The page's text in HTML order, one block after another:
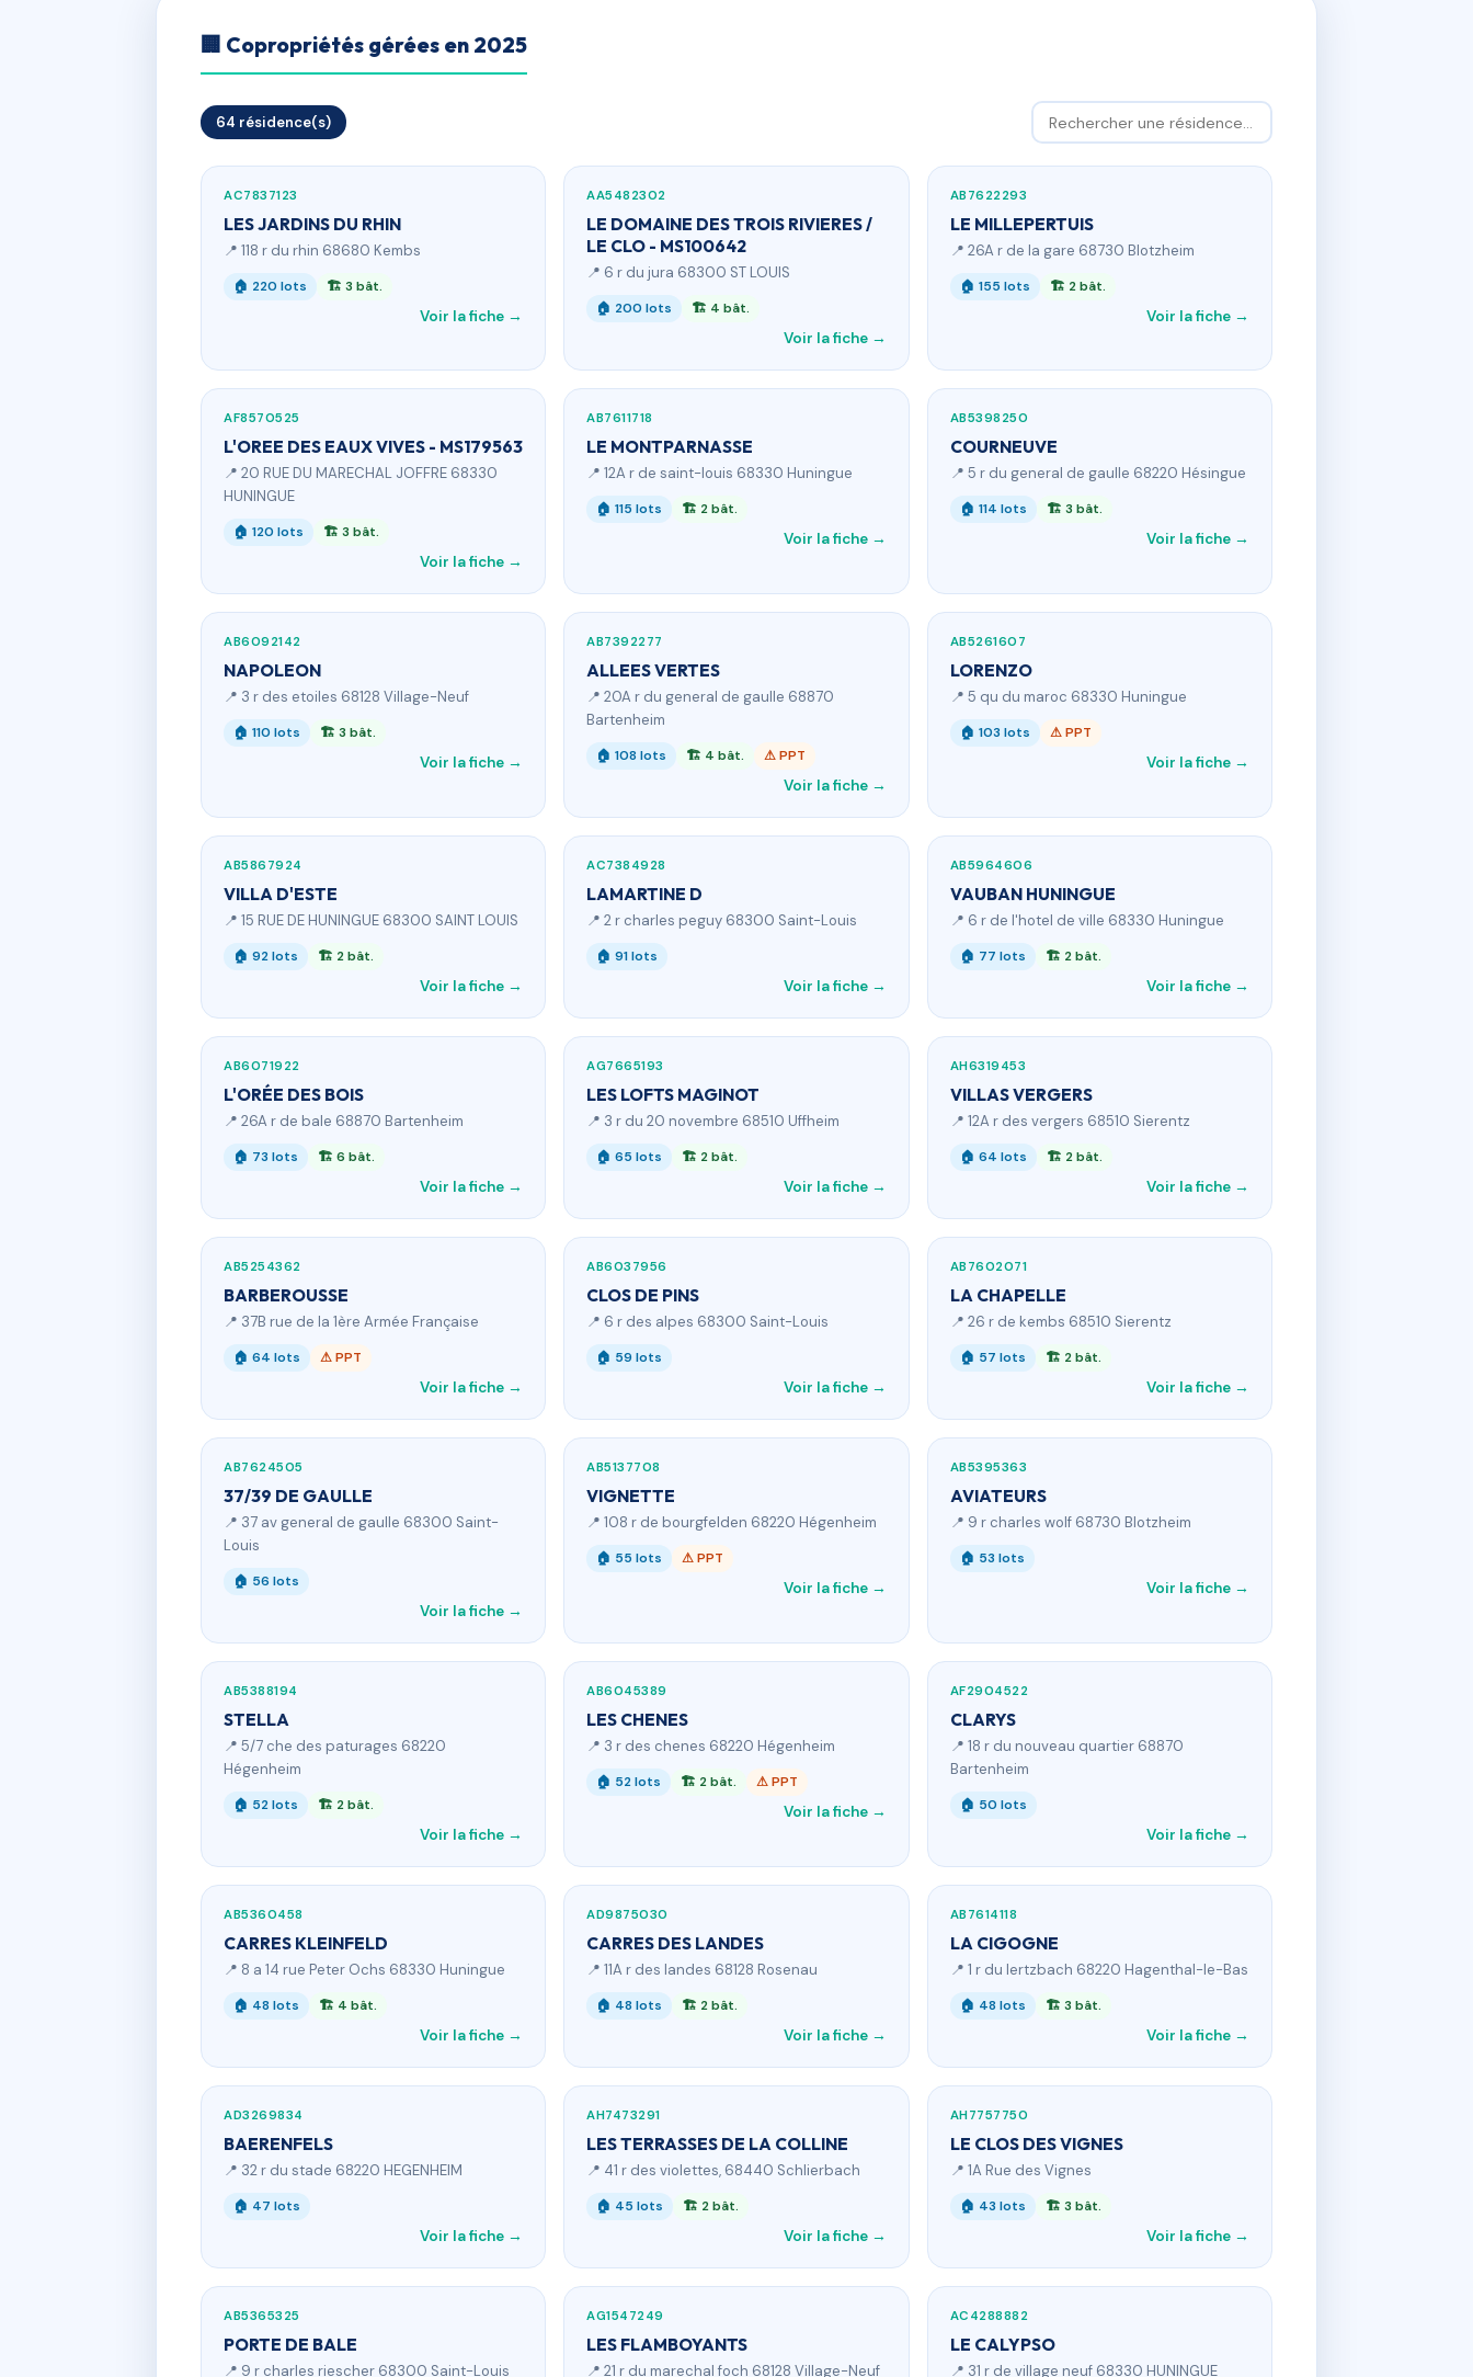
🏢 Copropriétés gérées en 2025
64 résidence(s)
AC7837123
LES JARDINS DU RHIN
📍 118 r du rhin 68680 Kembs
🏠 220 lots 🏗 3 bât.
Voir la fiche →
AA5482302
LE DOMAINE DES TROIS RIVIERES /
LE CLO - MS100642
📍 6 r du jura 68300 ST LOUIS
🏠 200 lots 🏗 4 bât.
Voir la fiche →
AB7622293
LE MILLEPERTUIS
📍 26A r de la gare 68730 Blotzheim
🏠 155 lots 🏗 2 bât.
Voir la fiche →
AF8570525
L'OREE DES EAUX VIVES - MS179563
📍 20 RUE DU MARECHAL JOFFRE 68330
HUNINGUE
🏠 120 lots 🏗 3 bât.
Voir la fiche →
AB7611718
LE MONTPARNASSE
📍 12A r de saint-louis 68330 Huningue
🏠 115 lots 🏗 2 bât.
Voir la fiche →
AB5398250
COURNEUVE
📍 5 r du general de gaulle 68220 Hésingue
🏠 114 lots 🏗 3 bât.
Voir la fiche →
AB6092142
NAPOLEON
📍 3 r des etoiles 68128 Village-Neuf
🏠 110 lots 🏗 3 bât.
Voir la fiche →
AB7392277
ALLEES VERTES
📍 20A r du general de gaulle 68870
Bartenheim
🏠 108 lots 🏗 4 bât. ⚠ PPT
Voir la fiche →
AB5261607
LORENZO
📍 5 qu du maroc 68330 Huningue
🏠 103 lots ⚠ PPT
Voir la fiche →
AB5867924
VILLA D'ESTE
📍 15 RUE DE HUNINGUE 68300 SAINT LOUIS
🏠 92 lots 🏗 2 bât.
Voir la fiche →
AC7384928
LAMARTINE D
📍 2 r charles peguy 68300 Saint-Louis
🏠 91 lots
Voir la fiche →
AB5964606
VAUBAN HUNINGUE
📍 6 r de l'hotel de ville 68330 Huningue
🏠 77 lots 🏗 2 bât.
Voir la fiche →
AB6071922
L'ORÉE DES BOIS
📍 26A r de bale 68870 Bartenheim
🏠 73 lots 🏗 6 bât.
Voir la fiche →
AG7665193
LES LOFTS MAGINOT
📍 3 r du 20 novembre 68510 Uffheim
🏠 65 lots 🏗 2 bât.
Voir la fiche →
AH6319453
VILLAS VERGERS
📍 12A r des vergers 68510 Sierentz
🏠 64 lots 🏗 2 bât.
Voir la fiche →
AB5254362
BARBEROUSSE
📍 37B rue de la 1ère Armée Française
🏠 64 lots ⚠ PPT
Voir la fiche →
AB6037956
CLOS DE PINS
📍 6 r des alpes 68300 Saint-Louis
🏠 59 lots
Voir la fiche →
AB7602071
LA CHAPELLE
📍 26 r de kembs 68510 Sierentz
🏠 57 lots 🏗 2 bât.
Voir la fiche →
AB7624505
37/39 DE GAULLE
📍 37 av general de gaulle 68300 Saint-
Louis
🏠 56 lots
Voir la fiche →
AB5137708
VIGNETTE
📍 108 r de bourgfelden 68220 Hégenheim
🏠 55 lots ⚠ PPT
Voir la fiche →
AB5395363
AVIATEURS
📍 9 r charles wolf 68730 Blotzheim
🏠 53 lots
Voir la fiche →
AB5388194
STELLA
📍 5/7 che des paturages 68220
Hégenheim
🏠 52 lots 🏗 2 bât.
Voir la fiche →
AB6045389
LES CHENES
📍 3 r des chenes 68220 Hégenheim
🏠 52 lots 🏗 2 bât. ⚠ PPT
Voir la fiche →
AF2904522
CLARYS
📍 18 r du nouveau quartier 68870
Bartenheim
🏠 50 lots
Voir la fiche →
AB5360458
CARRES KLEINFELD
📍 8 a 14 rue Peter Ochs 68330 Huningue
🏠 48 lots 🏗 4 bât.
Voir la fiche →
AD9875030
CARRES DES LANDES
📍 11A r des landes 68128 Rosenau
🏠 48 lots 🏗 2 bât.
Voir la fiche →
AB7614118
LA CIGOGNE
📍 1 r du lertzbach 68220 Hagenthal-le-Bas
🏠 48 lots 🏗 3 bât.
Voir la fiche →
AD3269834
BAERENFELS
📍 32 r du stade 68220 HEGENHEIM
🏠 47 lots
Voir la fiche →
AH7473291
LES TERRASSES DE LA COLLINE
📍 41 r des violettes, 68440 Schlierbach
🏠 45 lots 🏗 2 bât.
Voir la fiche →
AH7757750
LE CLOS DES VIGNES
📍 1A Rue des Vignes
🏠 43 lots 🏗 3 bât.
Voir la fiche →
AB5365325
PORTE DE BALE
📍 9 r charles riescher 68300 Saint-Louis
AG1547249
LES FLAMBOYANTS
📍 21 r du marechal foch 68128 Village-Neuf
AC4288882
LE CALYPSO
📍 31 r de village neuf 68330 HUNINGUE